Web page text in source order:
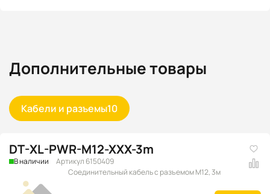
Дополнительные товары
Кабели и разъемы10
DT-XL-PWR-M12-XXX-3m
В наличии
Артикул 6150409
Соединительный кабель с разъемом M12, 3м